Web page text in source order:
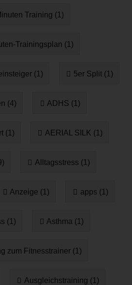
Training (1)
Trainingsplan (1)
(1) 5er Split (1)
(4) ADHS (1)
(1) AERIAL SILK (1)
Alltagsstress (1)
Anzeige (1) apps (1)
(1) Asthma (1)
zum Fitnesstrainer (1)
Ausgleichstraining (1)